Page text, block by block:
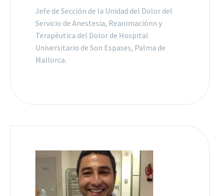
Jefe de Sección de la Unidad del Dolor del
Servicio de Anestesia, Reanimaciónn y
Terapéutica del Dolor de Hospital
Universitario de Son Espases, Palma de
Mallorca.